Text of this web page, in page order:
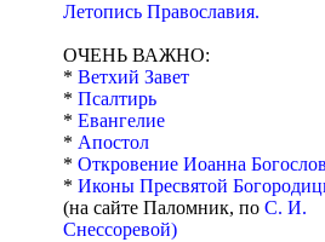
Летопись Православия.
ОЧЕНЬ ВАЖНО:
* Ветхий Завет
* Псалтирь
* Евангелие
* Апостол
* Откровение Иоанна
* Иконы Пресвятой
(на сайте Паломник, по С. И.
Снессоревой)